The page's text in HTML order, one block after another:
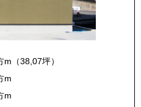
（38,07坪）
m
m